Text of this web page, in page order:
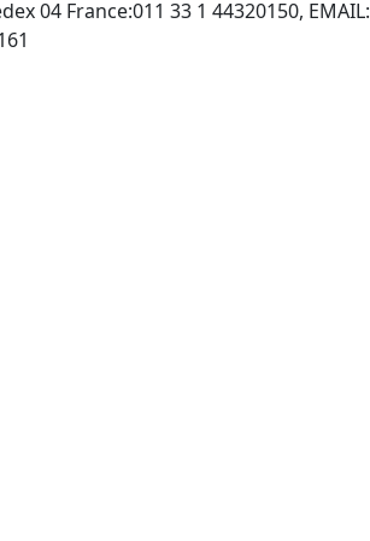
04 France:011 33 1 44320150, EMAIL: